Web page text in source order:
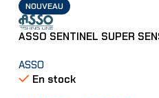
NOUVEAU
ASSO SENTINEL SUPER
ASSO
En stock